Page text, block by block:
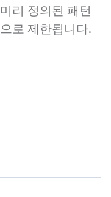
미리 정의된 패턴
으로 제한됩니다.